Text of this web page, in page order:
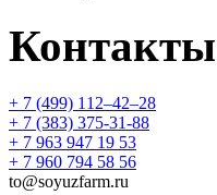
Контакты
+ 7 (499) 112‒42‒28
+ 7 (383) 375-31-88
+ 7 963 947 19 53
+ 7 960 794 58 56
to@soyuzfarm.ru